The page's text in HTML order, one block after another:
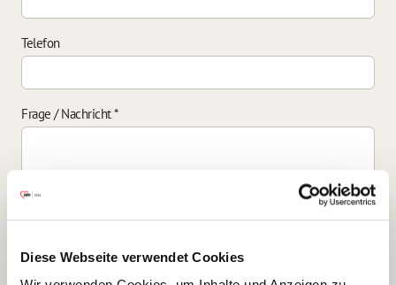
Diese Webseite verwendet Cookies
Telefon
Frage / Nachricht*
Ich bin damit einverstanden, dass meine personenbezogenen Daten